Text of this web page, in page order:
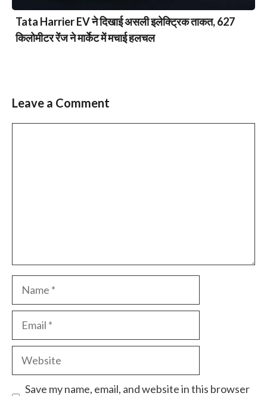
Tata Harrier EV ने दिखाई असली इलेक्ट्रिक ताकत, 627
किलोमीटर रेंज ने मार्केट में मचाई हलचल
Leave a Comment
Save my name, email, and website in this browser